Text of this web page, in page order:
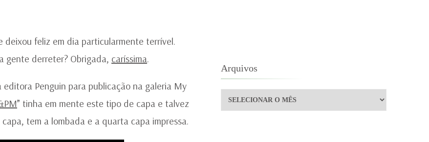
deixou feliz em dia particularmente terrível.
gente derreter? Obrigada, caríssima.
Penguin para publicação na galeria My
” tinha em mente este tipo de capa e talvez
tem a lombada e a quarta capa impressa.
Arquivos
Arquivos